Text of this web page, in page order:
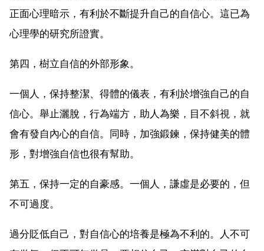
正面心理暗示，有利於不斷提升自己的自信心。這已為
心理學的研究所證實。
第四，樹立自信的外部形象。
一個人，保持整潔、得體的儀表，有利於增強自己的自
信心。舉止灑脫，行為端方，助人為樂，目不斜視，就
會有發自內心的自信。同時，加強鍛鍊，保持健美的體
形，對增強自信也很有幫助。
第五，保持一定的自豪感。一個人，謙虛是必要的，但
不可過度。
過分貶低自己，對自信心的培養是極為不利的。人不可